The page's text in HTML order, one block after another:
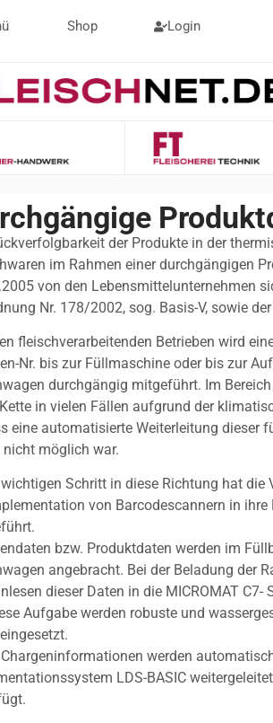
Shop Login
der Produkte in der
im Rahmen einer durchgängigen
von den Lebensmittelunternehmen
Nr. 178/2002, sog. Basis-V, sowie
fleischverarbeitenden Betrieben wird
Nr. bis zur Füllmaschine oder bis zur
durchgängig mitgeführt. Im
in vielen Fällen aufgrund der
eine automatisierte Weiterleitung dieser
nicht möglich war.
wichtigen Schritt in diese Richtung hat die
von Barcodescannern in ihre
bzw. Produktdaten werden im
angebracht. Bei der Beladung der
dieser Daten in die MICROMAT C7-
Aufgabe werden robuste und
Chargeninformationen werden
LDS-BASIC